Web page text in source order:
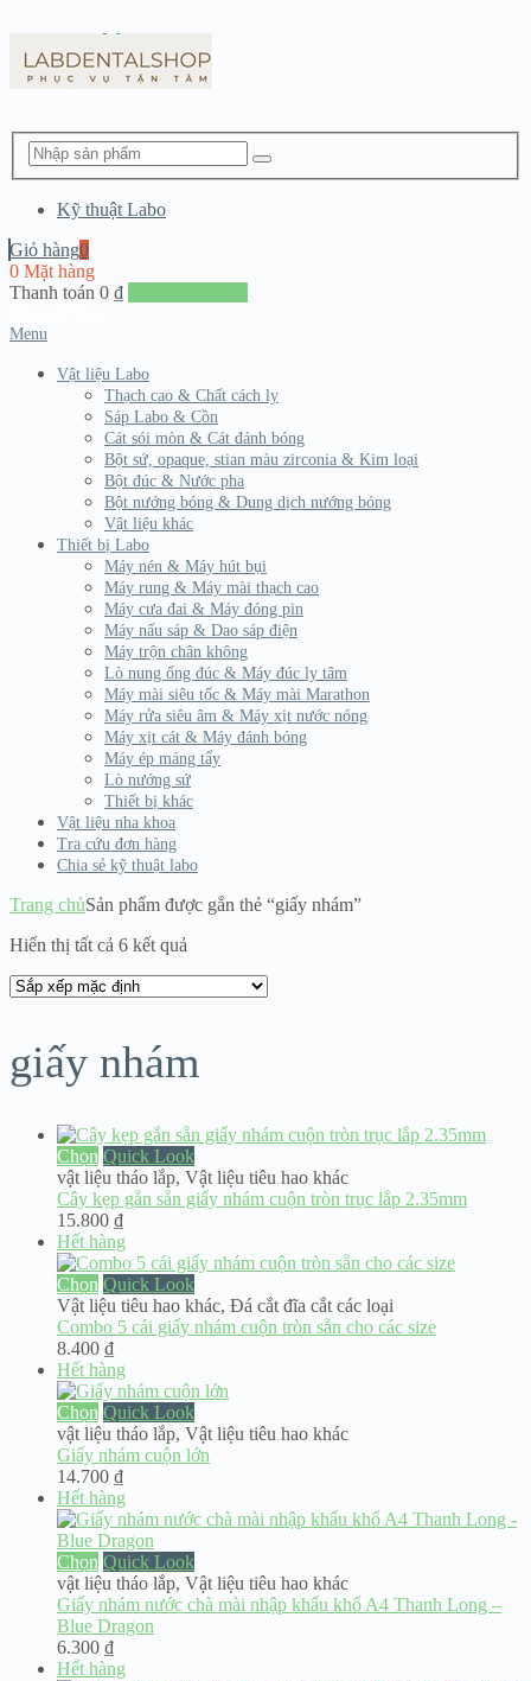
Kỹ thuật Labo
Giỏ hàng0
0 Mặt hàng
Thanh toán 0 ₫
Menu
Vật liệu Labo
Thạch cao & Chất cách ly
Sáp Labo & Cồn
Cát sói mòn & Cát đánh bóng
Bột sứ, opaque, stian màu zirconia & Kim loại
Bột đúc & Nước pha
Bột nướng bóng & Dung dịch nướng bóng
Vật liệu khác
Thiết bị Labo
Máy nén & Máy hút bụi
Máy rung & Máy mài thạch cao
Máy cưa đai & Máy đóng pin
Máy nấu sáp & Dao sáp điện
Máy trộn chân không
Lò nung ống đúc & Máy đúc ly tâm
Máy mài siêu tốc & Máy mài Marathon
Máy rửa siêu âm & Máy xịt nước nóng
Máy xịt cát & Máy đánh bóng
Máy ép máng tẩy
Lò nướng sứ
Thiết bị khác
Vật liệu nha khoa
Tra cứu đơn hàng
Chia sẻ kỹ thuật labo
Trang chủSản phẩm được gắn thẻ “giấy nhám”
Hiển thị tất cả 6 kết quả
giấy nhám
Chọn Quick Look
vật liệu tháo lắp, Vật liệu tiêu hao khác
Cây kẹp gắn sẵn giấy nhám cuộn tròn trục lắp 2.35mm
15.800 ₫
Hết hàng
Chọn Quick Look
Vật liệu tiêu hao khác, Đá cắt đĩa cắt các loại
Combo 5 cái giấy nhám cuộn tròn sẵn cho các size
8.400 ₫
Hết hàng
Chọn Quick Look
vật liệu tháo lắp, Vật liệu tiêu hao khác
Giấy nhám cuộn lớn
14.700 ₫
Hết hàng
Chọn Quick Look
vật liệu tháo lắp, Vật liệu tiêu hao khác
Giấy nhám nước chà mài nhập khẩu khổ A4 Thanh Long –
Blue Dragon
6.300 ₫
Hết hàng